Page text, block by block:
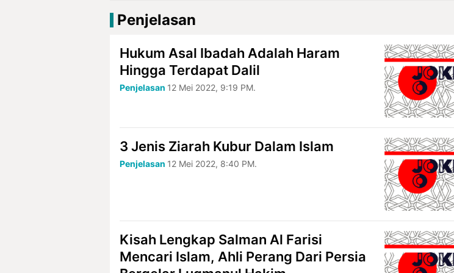
Penjelasan
Hukum Asal Ibadah Adalah Haram
Hingga Terdapat Dalil
Penjelasan 12 Mei 2022, 9:19 PM.
3 Jenis Ziarah Kubur Dalam Islam
Penjelasan 12 Mei 2022, 8:40 PM.
Kisah Lengkap Salman Al Farisi
Mencari Islam, Ahli Perang Dari Persia